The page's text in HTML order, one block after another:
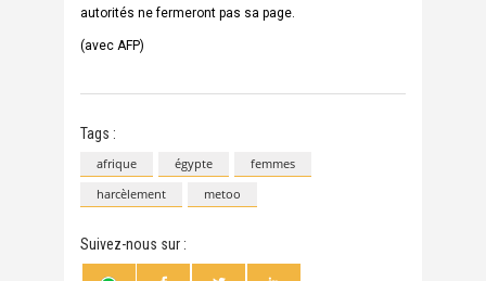
autorités ne fermeront pas sa page.
(avec AFP)
Tags :
afrique égypte
femmes
harcèlement
metoo
Suivez-nous sur :